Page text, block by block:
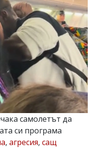
самолетът да
си програма
, агресия, сащ